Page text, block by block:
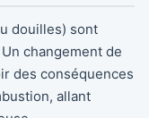
douilles) sont
changement de
des conséquences
allant